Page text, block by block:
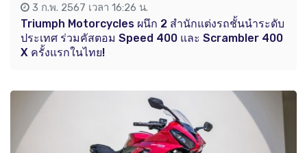
3 ก.พ. 2567 เวลา 16:26 น.
Triumph Motorcycles ผนึก 2 สำนักแต่งรถชั้นนำระดับ
ประเทศ ร่วมคัสตอม Speed 400 และ Scrambler 400
X ครั้งแรกในไทย!